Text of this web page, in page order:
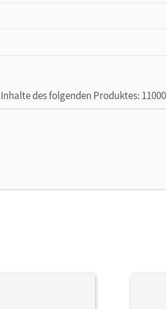
des folgenden Produktes: